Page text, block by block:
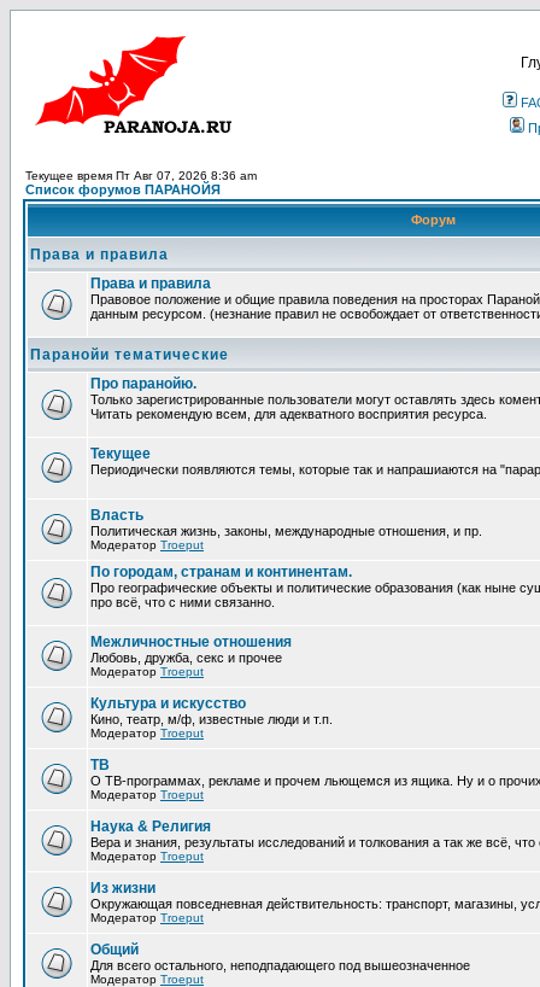
Текущее время Пт Авг 07, 2026 8:36 am
Список форумов ПАРАНОЙЯ
Форум
Права и правила
Права и правила
Правовое положение и общие правила поведения на просторах
данным ресурсом. (незнание правил не освобождает от
Паранойи тематические
Про паранойю.
Только зарегистрированные пользователи могут оставлять здесь
Читать рекомендую всем, для адекватного восприятия ресурса.
Текущее
Периодически появляются темы, которые так и напрашиаются на
Власть
Политическая жизнь, законы, международные отношения, и пр.
Модератор Troeput
По городам, странам и континентам.
Про географические объекты и политические образования (как ныне
про всё, что с ними связанно.
Межличностные отношения
Любовь, дружба, секс и прочее
Модератор Troeput
Культура и искусство
Кино, театр, м/ф, известные люди и т.п.
Модератор Troeput
ТВ
О ТВ-программах, рекламе и прочем льющемся из ящика. Ну и о
Модератор Troeput
Наука & Религия
Вера и знания, результаты исследований и толкования а так же всё,
Модератор Troeput
Из жизни
Окружающая повседневная действительность: транспорт, магазины,
Модератор Troeput
Общий
Для всего остального, неподпадающего под вышеозначенное
Модератор Troeput